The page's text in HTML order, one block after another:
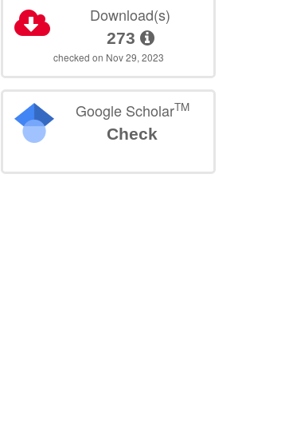
Download(s)
273
checked on Nov 29, 2023
Google ScholarTM
Check